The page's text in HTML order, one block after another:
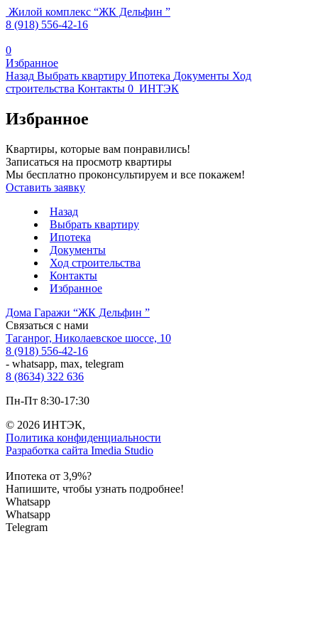
Жилой комплекс “ЖК Дельфин ”
8 (918) 556-42-16
0
Избранное
Назад Выбрать квартиру Ипотека Документы Ход
строительства Контакты 0 ИНТЭК
Избранное
Квартиры, которые вам понравились!
Записаться на просмотр квартиры
Мы бесплатно проконсультируем и все покажем!
Оставить заявку
Назад
Выбрать квартиру
Ипотека
Документы
Ход строительства
Контакты
Избранное
Дома Гаражи “ЖК Дельфин ”
Связаться с нами
Таганрог, Николаевское шоссе, 10
8 (918) 556-42-16
- whatsapp, max, telegram
8 (8634) 322 636
Пн-Пт 8:30-17:30
© 2026 ИНТЭК,
Политика конфиденциальности
Разработка сайта Imedia Studio
Ипотека от 3,9%?
Напишите, чтобы узнать подробнее!
Whatsapp
Whatsapp
Telegram